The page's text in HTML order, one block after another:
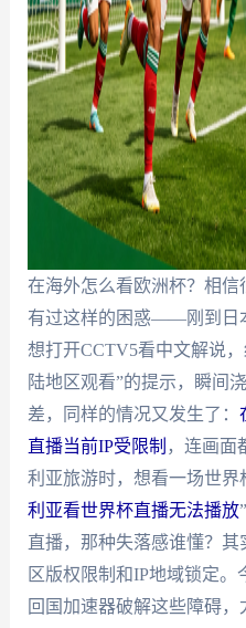
在海外怎么看欧洲杯？相
有过这样的困惑——刚到日
想打开CCTV5看中文解说
陆地区观看”的提示，瞬间
差，同样的情况又发生了：
直播当前IP受限制 ，连画面
利亚旅游时，想看一场世界
利亚看世界杯直播无法播放
直播，那种失落感谁懂？
区版权限制和IP地域锁定。
回国加速器破解这些障碍